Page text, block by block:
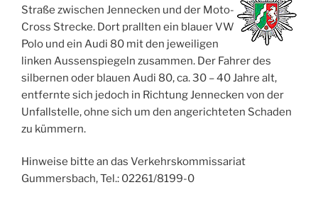
Straße zwischen Jennecken und der Moto-
Cross Strecke. Dort prallten ein blauer VW
Polo und ein Audi 80 mit den jeweiligen
linken Aussenspiegeln zusammen. Der Fahrer des
silbernen oder blauen Audi 80, ca. 30 – 40 Jahre alt,
entfernte sich jedoch in Richtung Jennecken von der
Unfallstelle, ohne sich um den angerichteten Schaden
zu kümmern.
Hinweise bitte an das Verkehrskommissariat
Gummersbach, Tel.: 02261/8199-0